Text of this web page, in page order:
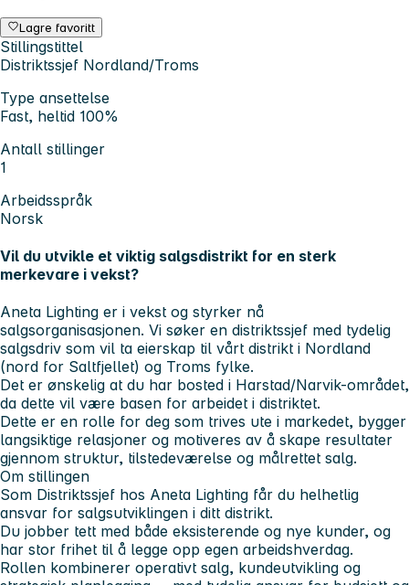
Lagre favoritt
Stillingstittel
Distriktssjef Nordland/Troms
Type ansettelse
Fast, heltid 100%
Antall stillinger
1
Arbeidsspråk
Norsk
Vil du utvikle et viktig salgsdistrikt for en sterk
merkevare i vekst?
Aneta Lighting er i vekst og styrker nå
salgsorganisasjonen. Vi søker en distriktssjef med tydelig
salgsdriv som vil ta eierskap til vårt distrikt i Nordland
(nord for Saltfjellet) og Troms fylke.
Det er ønskelig at du har bosted i Harstad/Narvik-området,
da dette vil være basen for arbeidet i distriktet.
Dette er en rolle for deg som trives ute i markedet, bygger
langsiktige relasjoner og motiveres av å skape resultater
gjennom struktur, tilstedeværelse og målrettet salg.
Om stillingen
Som Distriktssjef hos Aneta Lighting får du helhetlig
ansvar for salgsutviklingen i ditt distrikt.
Du jobber tett med både eksisterende og nye kunder, og
har stor frihet til å legge opp egen arbeidshverdag.
Rollen kombinerer operativt salg, kundeutvikling og